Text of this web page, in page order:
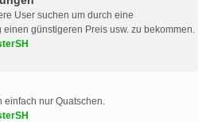
User suchen um durch eine
günstigeren Preis usw. zu bekommen.
einfach nur Quatschen.